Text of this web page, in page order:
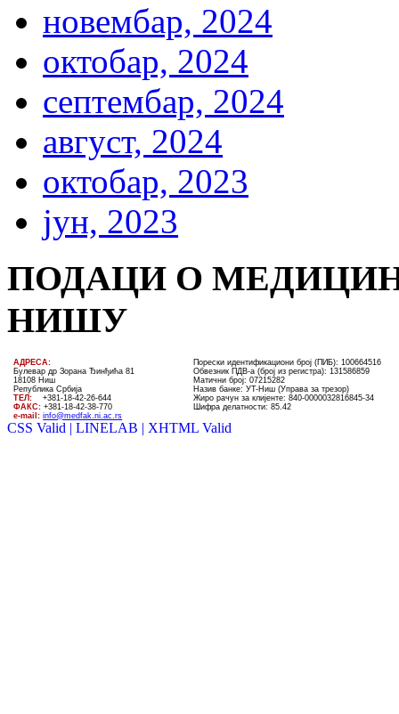
новембар, 2024
октобар, 2024
септембар, 2024
август, 2024
октобар, 2023
јун, 2023
ПОДАЦИ О
НИШУ
AДРЕСА:
Булевар др Зорана Ђинђића 81
18108 Ниш
Република Србија
ТЕЛ: +381-18-42-26-644
ФАКС: +381-18-42-38-770
e-mail: info@medfak.ni.ac.rs
Порески идентификациони број (ПИБ): 100664516
Обвезник ПДВ-а (број из регистра): 131586859
Матични број: 07215282
Назив банке: УT-Ниш (Управа за трезор)
Жиро рачун за клијенте:840-0000032816845-34
Шифра делатности: 85.42
CSS Valid | LINELAB | XHTML Valid